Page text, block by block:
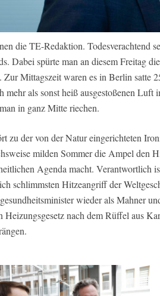
die TE-Redaktion. Todesverachtend
Dabei spürte man an diesem Freitag
Zur Mittagszeit waren es in Berlin satte
mehr als sonst heiß ausgestoßenen
in ganz Mitte riechen.
zu der von der Natur eingerichteten
milden Sommer die Ampel den
Agenda macht. Verantwortlich
schlimmsten Hitzeangriff der
wieder als Mahner
Heizungsgesetz nach dem Rüffel aus